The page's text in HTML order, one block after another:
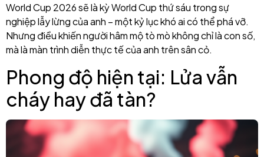
World Cup 2026 sẽ là kỳ World Cup thứ sáu trong sự
nghiệp lẫy lừng của anh – một kỷ lục khó ai có thể phá vỡ.
Nhưng điều khiến người hâm mộ tò mò không chỉ là con số,
mà là màn trình diễn thực tế của anh trên sân cỏ.
Phong độ hiện tại: Lửa vẫn
cháy hay đã tàn?